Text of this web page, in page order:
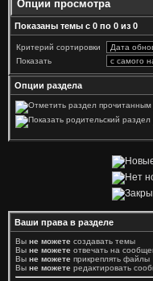
Опции просмотра
Показаны темы с 0 по 0 из 0
Критерий сортировки
Показать
Опции раздела
Ваши права в разделе
Вы не можете создавать темы
Вы не можете отвечать на
Вы не можете прикреплять файлы
Вы не можете редактировать